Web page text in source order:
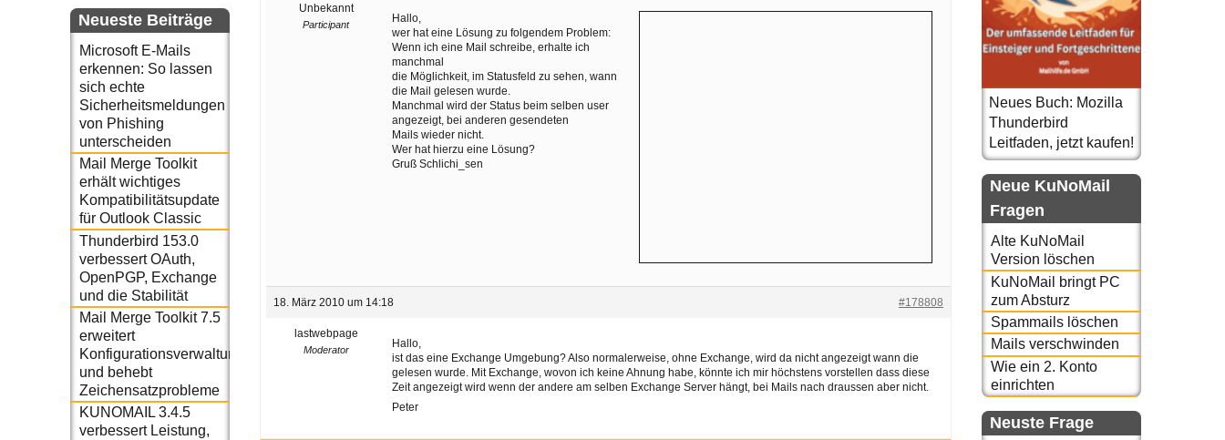
Neueste Beiträge
Microsoft E-Mails
erkennen: So lassen
sich echte
Sicherheitsmeldungen
von Phishing
unterscheiden
Mail Merge Toolkit
erhält wichtiges
Kompatibilitätsupdate
für Outlook Classic
Thunderbird 153.0
verbessert OAuth,
OpenPGP, Exchange
und die Stabilität
Mail Merge Toolkit 7.5
erweitert
Konfigurationsverwaltung
und behebt
Zeichensatzprobleme
KUNOMAIL 3.4.5
verbessert Leistung,
Unbekannt
Participant
Hallo,
wer hat eine Lösung zu folgendem Problem:
Wenn ich eine Mail schreibe, erhalte ich
manchmal
die Möglichkeit, im Statusfeld zu sehen, wann
die Mail gelesen wurde.
Manchmal wird der Status beim selben user
angezeigt, bei anderen gesendeten
Mails wieder nicht.
Wer hat hierzu eine Lösung?
Gruß Schlichi_sen
18. März 2010 um 14:18 #178808
lastwebpage
Moderator
Hallo,
ist das eine Exchange Umgebung? Also normalerweise, ohne Exchange, wird da nicht angezeigt wann die
gelesen wurde. Mit Exchange, wovon ich keine Ahnung habe, könnte ich mir höchstens vorstellen dass diese
Zeit angezeigt wird wenn der andere am selben Exchange Server hängt, bei Mails nach draussen aber nicht.
Peter
Neues Buch: Mozilla
Thunderbird
Leitfaden, jetzt kaufen!
Neue KuNoMail
Fragen
Alte KuNoMail
Version löschen
KuNoMail bringt PC
zum Absturz
Spammails löschen
Mails verschwinden
Wie ein 2. Konto
einrichten
Neuste Frage